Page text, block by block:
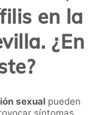
en la
¿En
sexual pueden